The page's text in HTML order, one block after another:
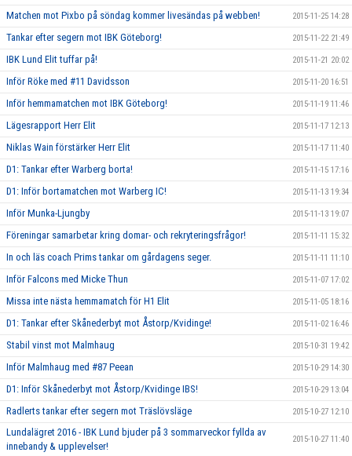
Matchen mot Pixbo på söndag kommer livesändas på webben! 2015-11-25 14:28
Tankar efter segern mot IBK Göteborg! 2015-11-22 21:49
IBK Lund Elit tuffar på! 2015-11-21 20:02
Inför Röke med #11 Davidsson 2015-11-20 16:51
Inför hemmamatchen mot IBK Göteborg! 2015-11-19 11:46
Lägesrapport Herr Elit 2015-11-17 12:13
Niklas Wain förstärker Herr Elit 2015-11-17 11:40
D1: Tankar efter Warberg borta! 2015-11-15 17:16
D1: Inför bortamatchen mot Warberg IC! 2015-11-13 19:34
Inför Munka-Ljungby 2015-11-13 19:07
Föreningar samarbetar kring domar- och rekryteringsfrågor! 2015-11-11 15:32
In och läs coach Prims tankar om gårdagens seger. 2015-11-11 11:10
Inför Falcons med Micke Thun 2015-11-07 17:02
Missa inte nästa hemmamatch för H1 Elit 2015-11-05 18:16
D1: Tankar efter Skånederbyt mot Åstorp/Kvidinge! 2015-11-02 16:46
Stabil vinst mot Malmhaug 2015-10-31 19:42
Inför Malmhaug med #87 Peean 2015-10-29 14:30
D1: Inför Skånederbyt mot Åstorp/Kvidinge IBS! 2015-10-29 13:04
Radlerts tankar efter segern mot Träslövsläge 2015-10-27 12:10
Lundalägret 2016 - IBK Lund bjuder på 3 sommarveckor fyllda av
innebandy & upplevelser!
2015-10-27 11:40